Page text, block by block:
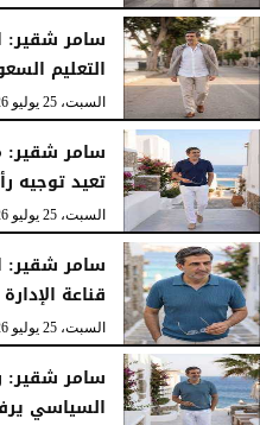
التعليم
السبت، 25 يوليو 2026
سامر شقير:
تعيد توجيه
السبت، 25 يوليو 2026
سامر شقير:
قناعة
السبت، 25 يوليو 2026
سامر شقير:
السياسي